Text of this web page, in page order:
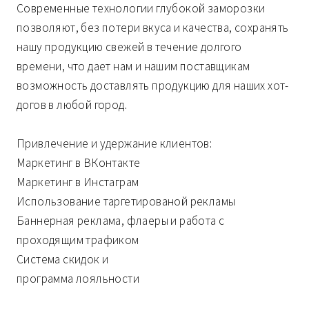
Современные технологии глубокой заморозки
позволяют, без потери вкуса и качества, сохранять
нашу продукцию свежей в течение долгого
времени, что дает нам и нашим поставщикам
возможность доставлять продукцию для наших хот-
догов в любой город.
Привлечение и удержание клиентов:
Маркетинг в ВКонтакте
Маркетинг в Инстаграм
Использование таргетированой рекламы
Баннерная реклама, флаеры и работа с
проходящим трафиком
Система скидок и
программа лояльности